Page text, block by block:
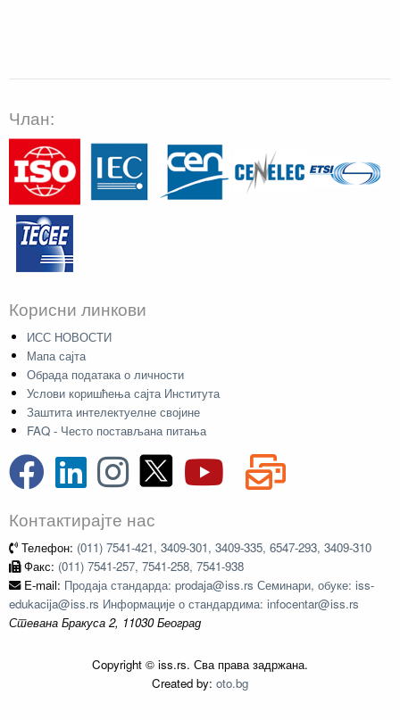
Члан:
Корисни линкови
ИСС НОВОСТИ
Мапа сајта
Обрада података о личности
Услови коришћења сајта Института
Заштита интелектуелне својине
FAQ - Често постављана питања
Контактирајте нас
Телефон: (011) 7541-421, 3409-301, 3409-335, 6547-293, 3409-310
Факс: (011) 7541-257, 7541-258, 7541-938
E-mail: Продаја стандарда: prodaja@iss.rs Семинари, обуке: iss-
edukacija@iss.rs Информације о стандардима: infocentar@iss.rs
Стевана Бракуса 2, 11030 Београд
Copyright © iss.rs. Сва права задржана.
Created by: oto.bg